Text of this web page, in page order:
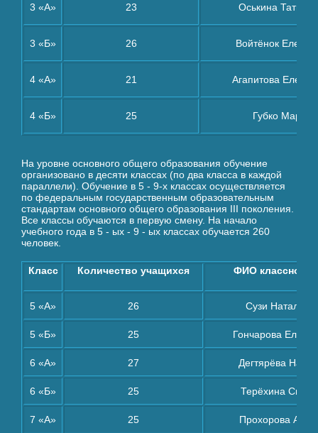
3 «А» 23 Оськина
3 «Б» 26 Войтёнок Елена
4 «А» 21 Агапитова Елена
4 «Б» 25 Губко
На уровне основного общего образования обучение
организовано в десяти классах (по два класса в каждой
параллели). Обучение в 5 - 9-х классах осуществляется
по федеральным государственным образовательным
стандартам основного общего образования III поколения.
Все классы обучаются в первую смену. На начало
учебного года в 5 - ых - 9 - ых классах обучается 260
человек.
Класс Количество учащихся ФИО классного
5 «А» 26 Сузи Наталья
5 «Б» 25 Гончарова
6 «А» 27 Дегтярёва
6 «Б» 25 Терёхина
7 «А» 25 Прохорова